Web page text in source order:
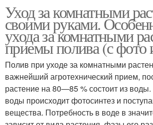
Уход за комнатными
своими руками.
ухода за комнатными
приемы полива (с фото
Полив при уходе за комнатными
важнейший агротехнический прием,
растение на 80—85 % состоит из
воды происходит фотосинтез и
вещества. Потребность в воде в